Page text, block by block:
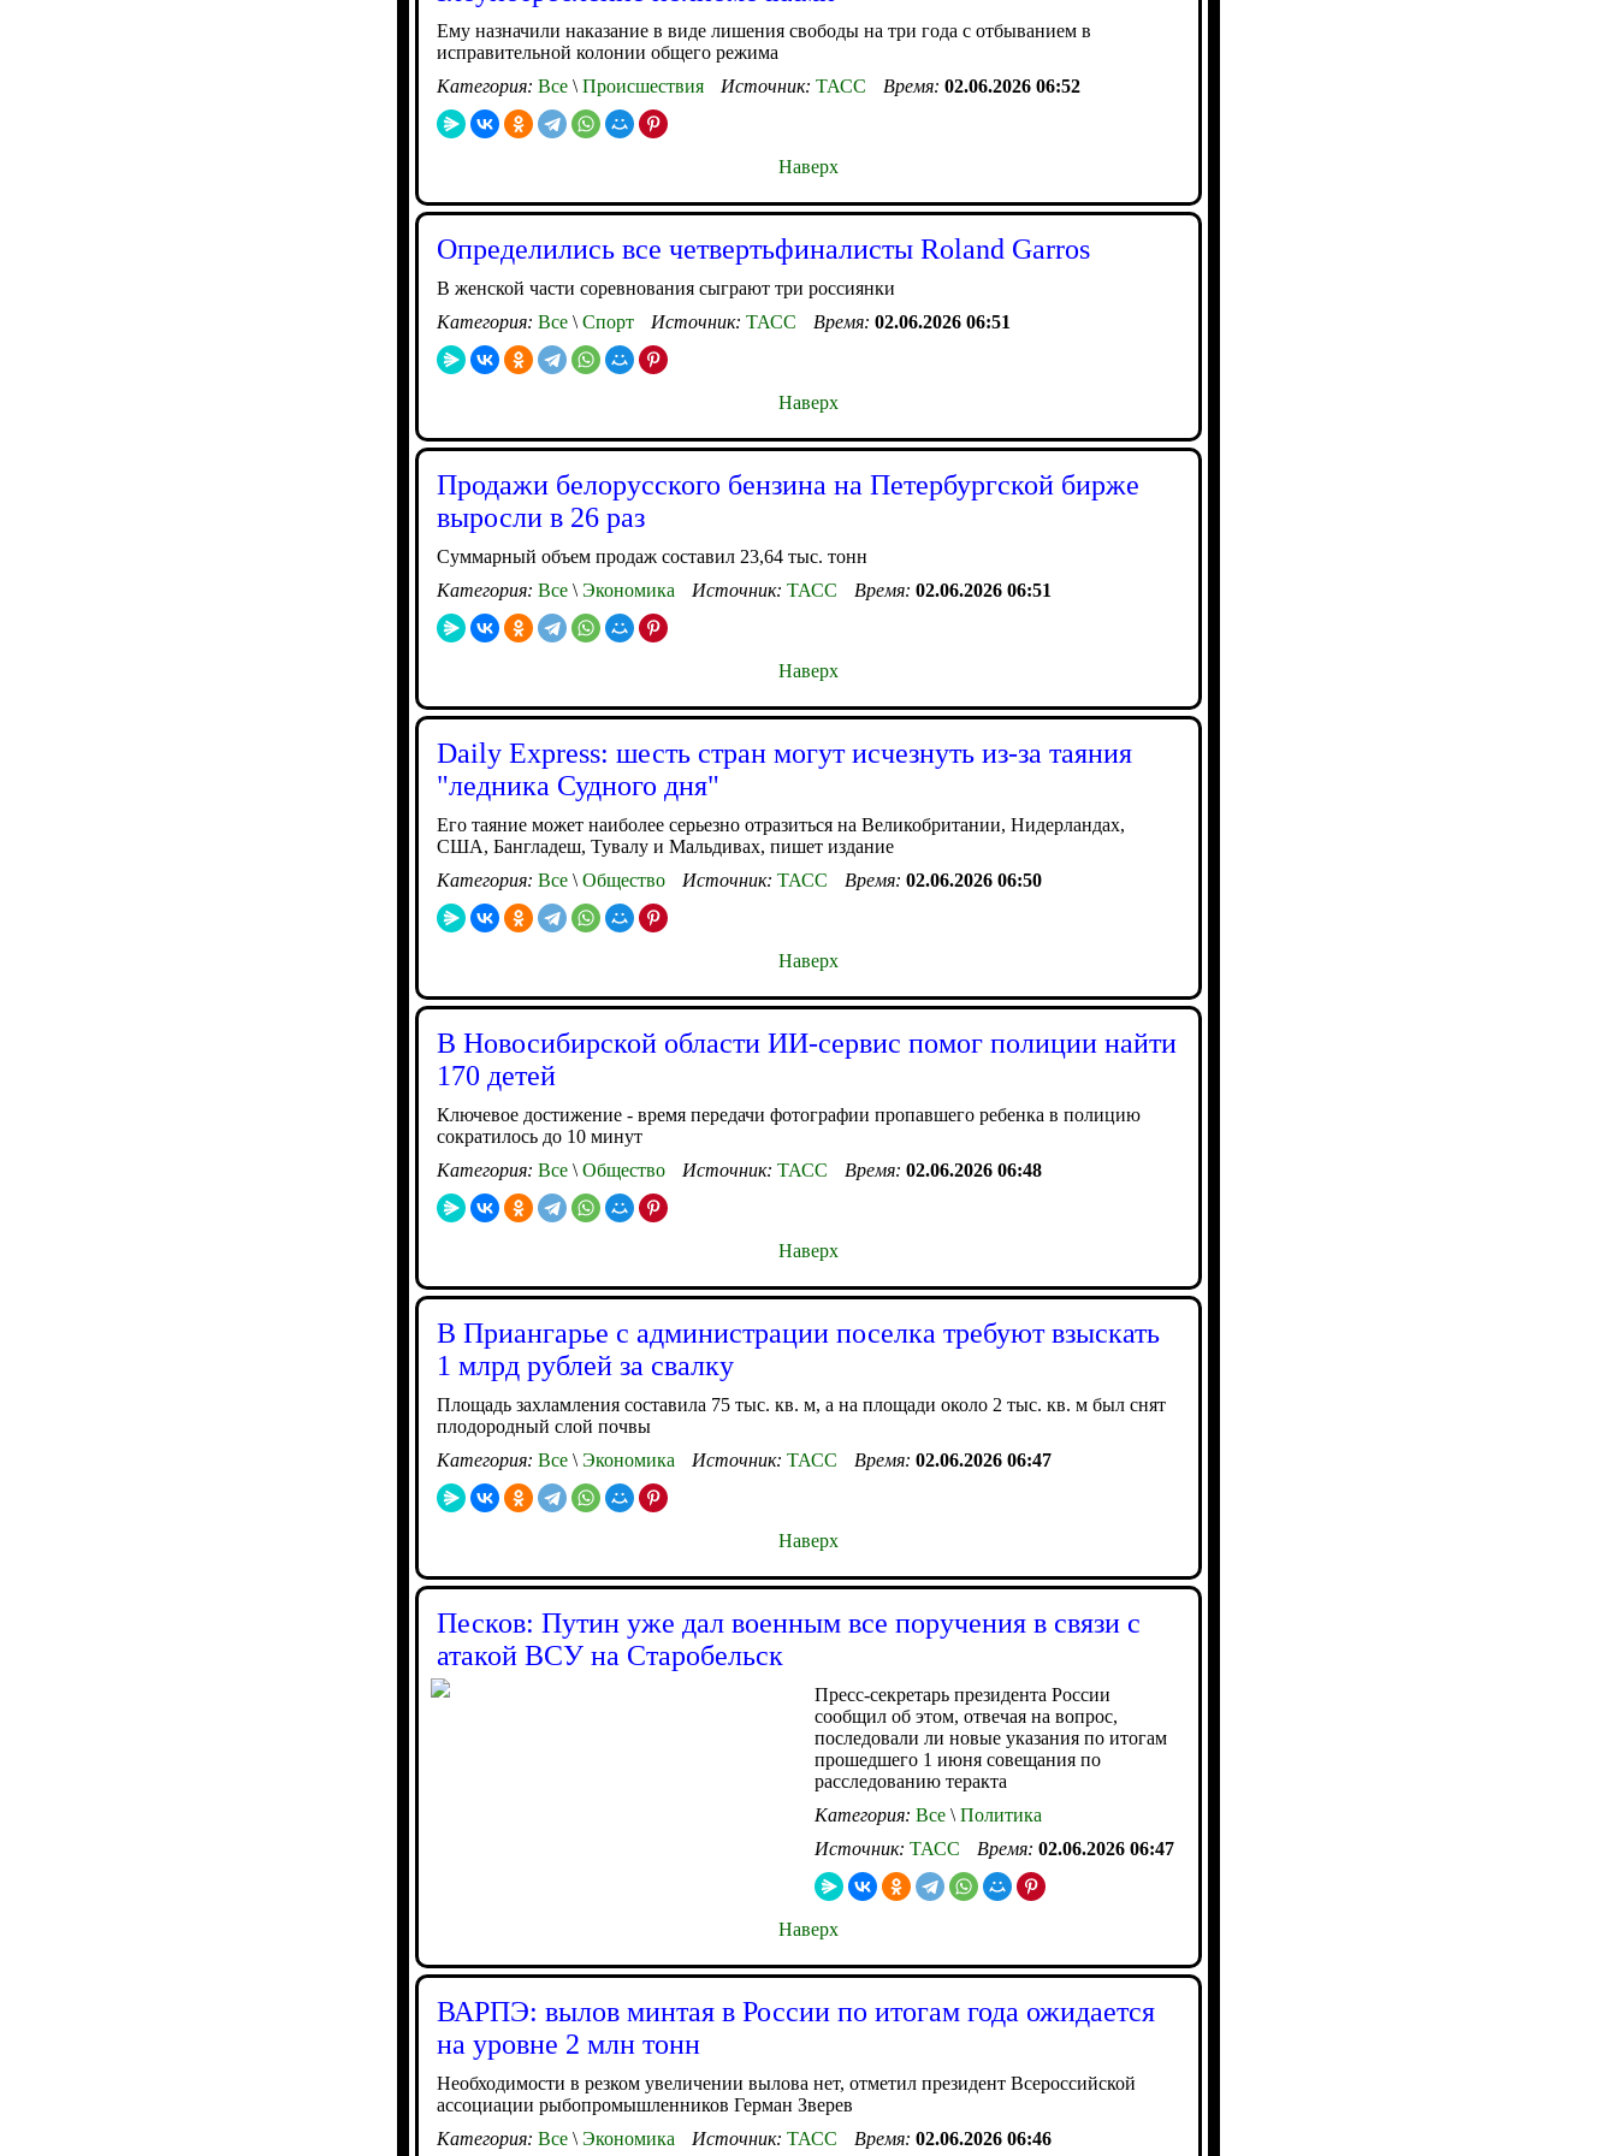
Ему назначили наказание в виде лишения свободы на три года с отбыванием в
исправительной колонии общего режима
Категория: Все \ Происшествия Источник: ТАСС Время: 02.06.2026 06:52
Наверх
Определились все четвертьфиналисты Roland Garros
В женской части соревнования сыграют три россиянки
Категория: Все \ Спорт Источник: ТАСС Время: 02.06.2026 06:51
Наверх
Продажи белорусского бензина на Петербургской бирже
выросли в 26 раз
Суммарный объем продаж составил 23,64 тыс. тонн
Категория: Все \ Экономика Источник: ТАСС Время: 02.06.2026 06:51
Наверх
Daily Express: шесть стран могут исчезнуть из-за таяния
"ледника Судного дня"
Его таяние может наиболее серьезно отразиться на Великобритании, Нидерландах,
США, Бангладеш, Тувалу и Мальдивах, пишет издание
Категория: Все \ Общество Источник: ТАСС Время: 02.06.2026 06:50
Наверх
В Новосибирской области ИИ-сервис помог полиции найти
170 детей
Ключевое достижение - время передачи фотографии пропавшего ребенка в полицию
сократилось до 10 минут
Категория: Все \ Общество Источник: ТАСС Время: 02.06.2026 06:48
Наверх
В Приангарье с администрации поселка требуют взыскать
1 млрд рублей за свалку
Площадь захламления составила 75 тыс. кв. м, а на площади около 2 тыс. кв. м был снят
плодородный слой почвы
Категория: Все \ Экономика Источник: ТАСС Время: 02.06.2026 06:47
Наверх
Песков: Путин уже дал военным все поручения в связи с
атакой ВСУ на Старобельск
Пресс-секретарь президента России
сообщил об этом, отвечая на вопрос,
последовали ли новые указания по итогам
прошедшего 1 июня совещания по
расследованию теракта
Категория: Все \ Политика
Источник: ТАСС Время: 02.06.2026 06:47
Наверх
ВАРПЭ: вылов минтая в России по итогам года ожидается
на уровне 2 млн тонн
Необходимости в резком увеличении вылова нет, отметил президент Всероссийской
ассоциации рыбопромышленников Герман Зверев
Категория: Все \ Экономика Источник: ТАСС Время: 02.06.2026 06:46